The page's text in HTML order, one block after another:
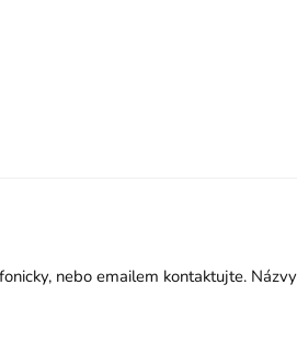
nebo emailem kontaktujte.